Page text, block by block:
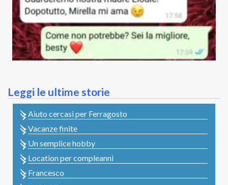
Leggi le ultime storie
Aiuto cercasi per Ferragosto
Vacanze finite
Un semplice hobby
Location per compleanni
Francesco